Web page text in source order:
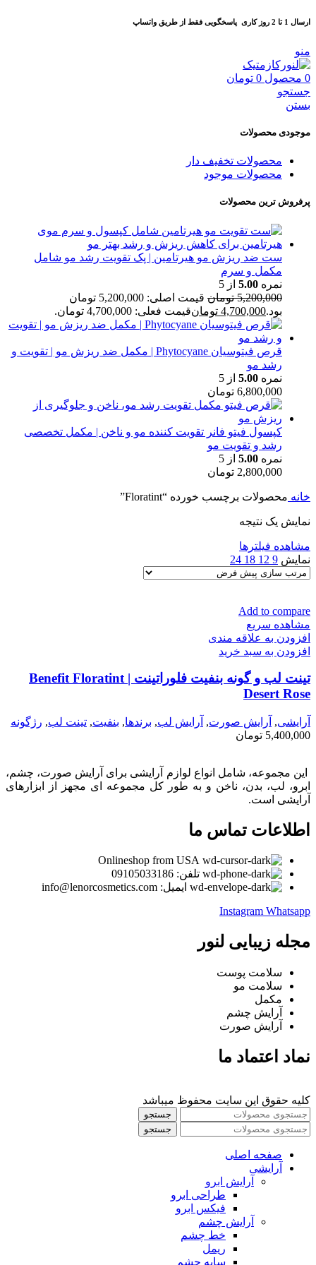
ارسال 1 تا 2 روز کاری پاسخگویی فقط از طریق واتساپ
منو
0 محصول 0 تومان
جستجو
بستن
موجودی محصولات
محصولات تخفیف دار
محصولات موجود
پرفروش ترین محصولات
ست ضد ریزش مو هیرتامین | پک تقویت رشد مو شامل
مکمل و سرم
نمره 5.00 از 5
5,200,000 تومان
قیمت اصلی: 5,200,000 تومان
بود.4,700,000 تومانقیمت فعلی: 4,700,000 تومان.
قرص فیتوسیان Phytocyane | مکمل ضد ریزش مو | تقویت و
رشد مو
نمره 5.00 از 5
6,800,000 تومان
کپسول فیتو فانر تقویت کننده مو و ناخن | مکمل تخصصی
رشد و تقویت مو
نمره 5.00 از 5
2,800,000 تومان
خانه محصولات برچسب خورده “Floratint”
نمایش یک نتیجه
مشاهده فیلترها
نمایش 9
12
18
24
Add to compare
مشاهده سریع
افزودن به علاقه مندی
افزودن به سبد خرید
تینت لب و گونه بنفیت فلوراتینت | Benefit Floratint
Desert Rose
آرایشی, آرايش صورت, آرايش لب, برندها, بنفيت, تینت لب, رژگونه
5,400,000 تومان
این مجموعه، شامل انواع لوازم آرایشی برای آرایش صورت، چشم،
ابرو، لب، بدن، ناخن و به طور کل مجموعه ای مجهز از ابزارهای
آرایشی است.
اطلاعات تماس ما
Onlineshop from USA
تلفن: 09105033186
ایمیل: info@lenorcosmetics.com
Instagram Whatsapp
مجله زیبایی لنور
سلامت پوست
سلامت مو
مکمل
آرایش چشم
آرایش صورت
نماد اعتماد ما
کلیه حقوق این سایت محفوظ میباشد
جستجو
جستجو
صفحه اصلی
آرایشی
آرايش ابرو
طراحی ابرو
فیکس ابرو
آرايش چشم
خط چشم
ريمل
سايه چشم